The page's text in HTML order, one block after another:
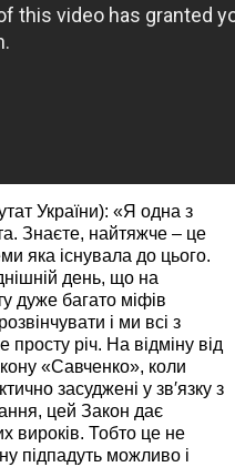
України): «Я одна з
Знаєте, найтяжче – це
яка існувала до цього.
день, що на
дуже багато міфів
і ми всі з
річ. На відміну від
«Савченко», коли
засуджені у зв′язку з
цей Закон дає
вироків. Тобто це не
підпадуть можливо і